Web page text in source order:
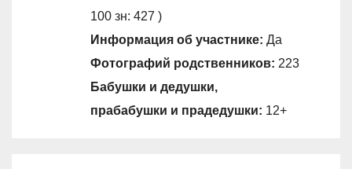
100 зн: 427 )
Информация об участнике: Да
Фотографий родственников: 223
Бабушки и дедушки,
прабабушки и прадедушки: 12+